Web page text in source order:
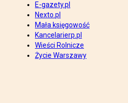
E-gazety.pl
Nexto.pl
Mała księgowość
Kancelarierp.pl
Wieści Rolnicze
Życie Warszawy